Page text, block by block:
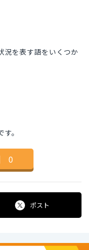
況を表す語をいくつか
。
0
ポスト